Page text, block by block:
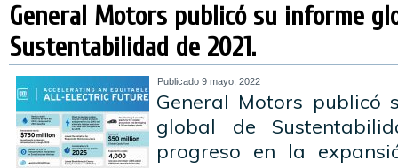
General Motors publicó su informe
Sustentabilidad de 2021.
Publicado 9 mayo, 2022
General Motors publicó
global de
progreso en la